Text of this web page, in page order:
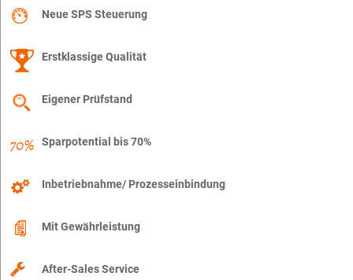
Neue SPS Steuerung
Erstklassige Qualität
Eigener Prüfstand
Sparpotential bis 70%
Inbetriebnahme/ Prozesseinbindung
Mit Gewährleistung
After-Sales Service